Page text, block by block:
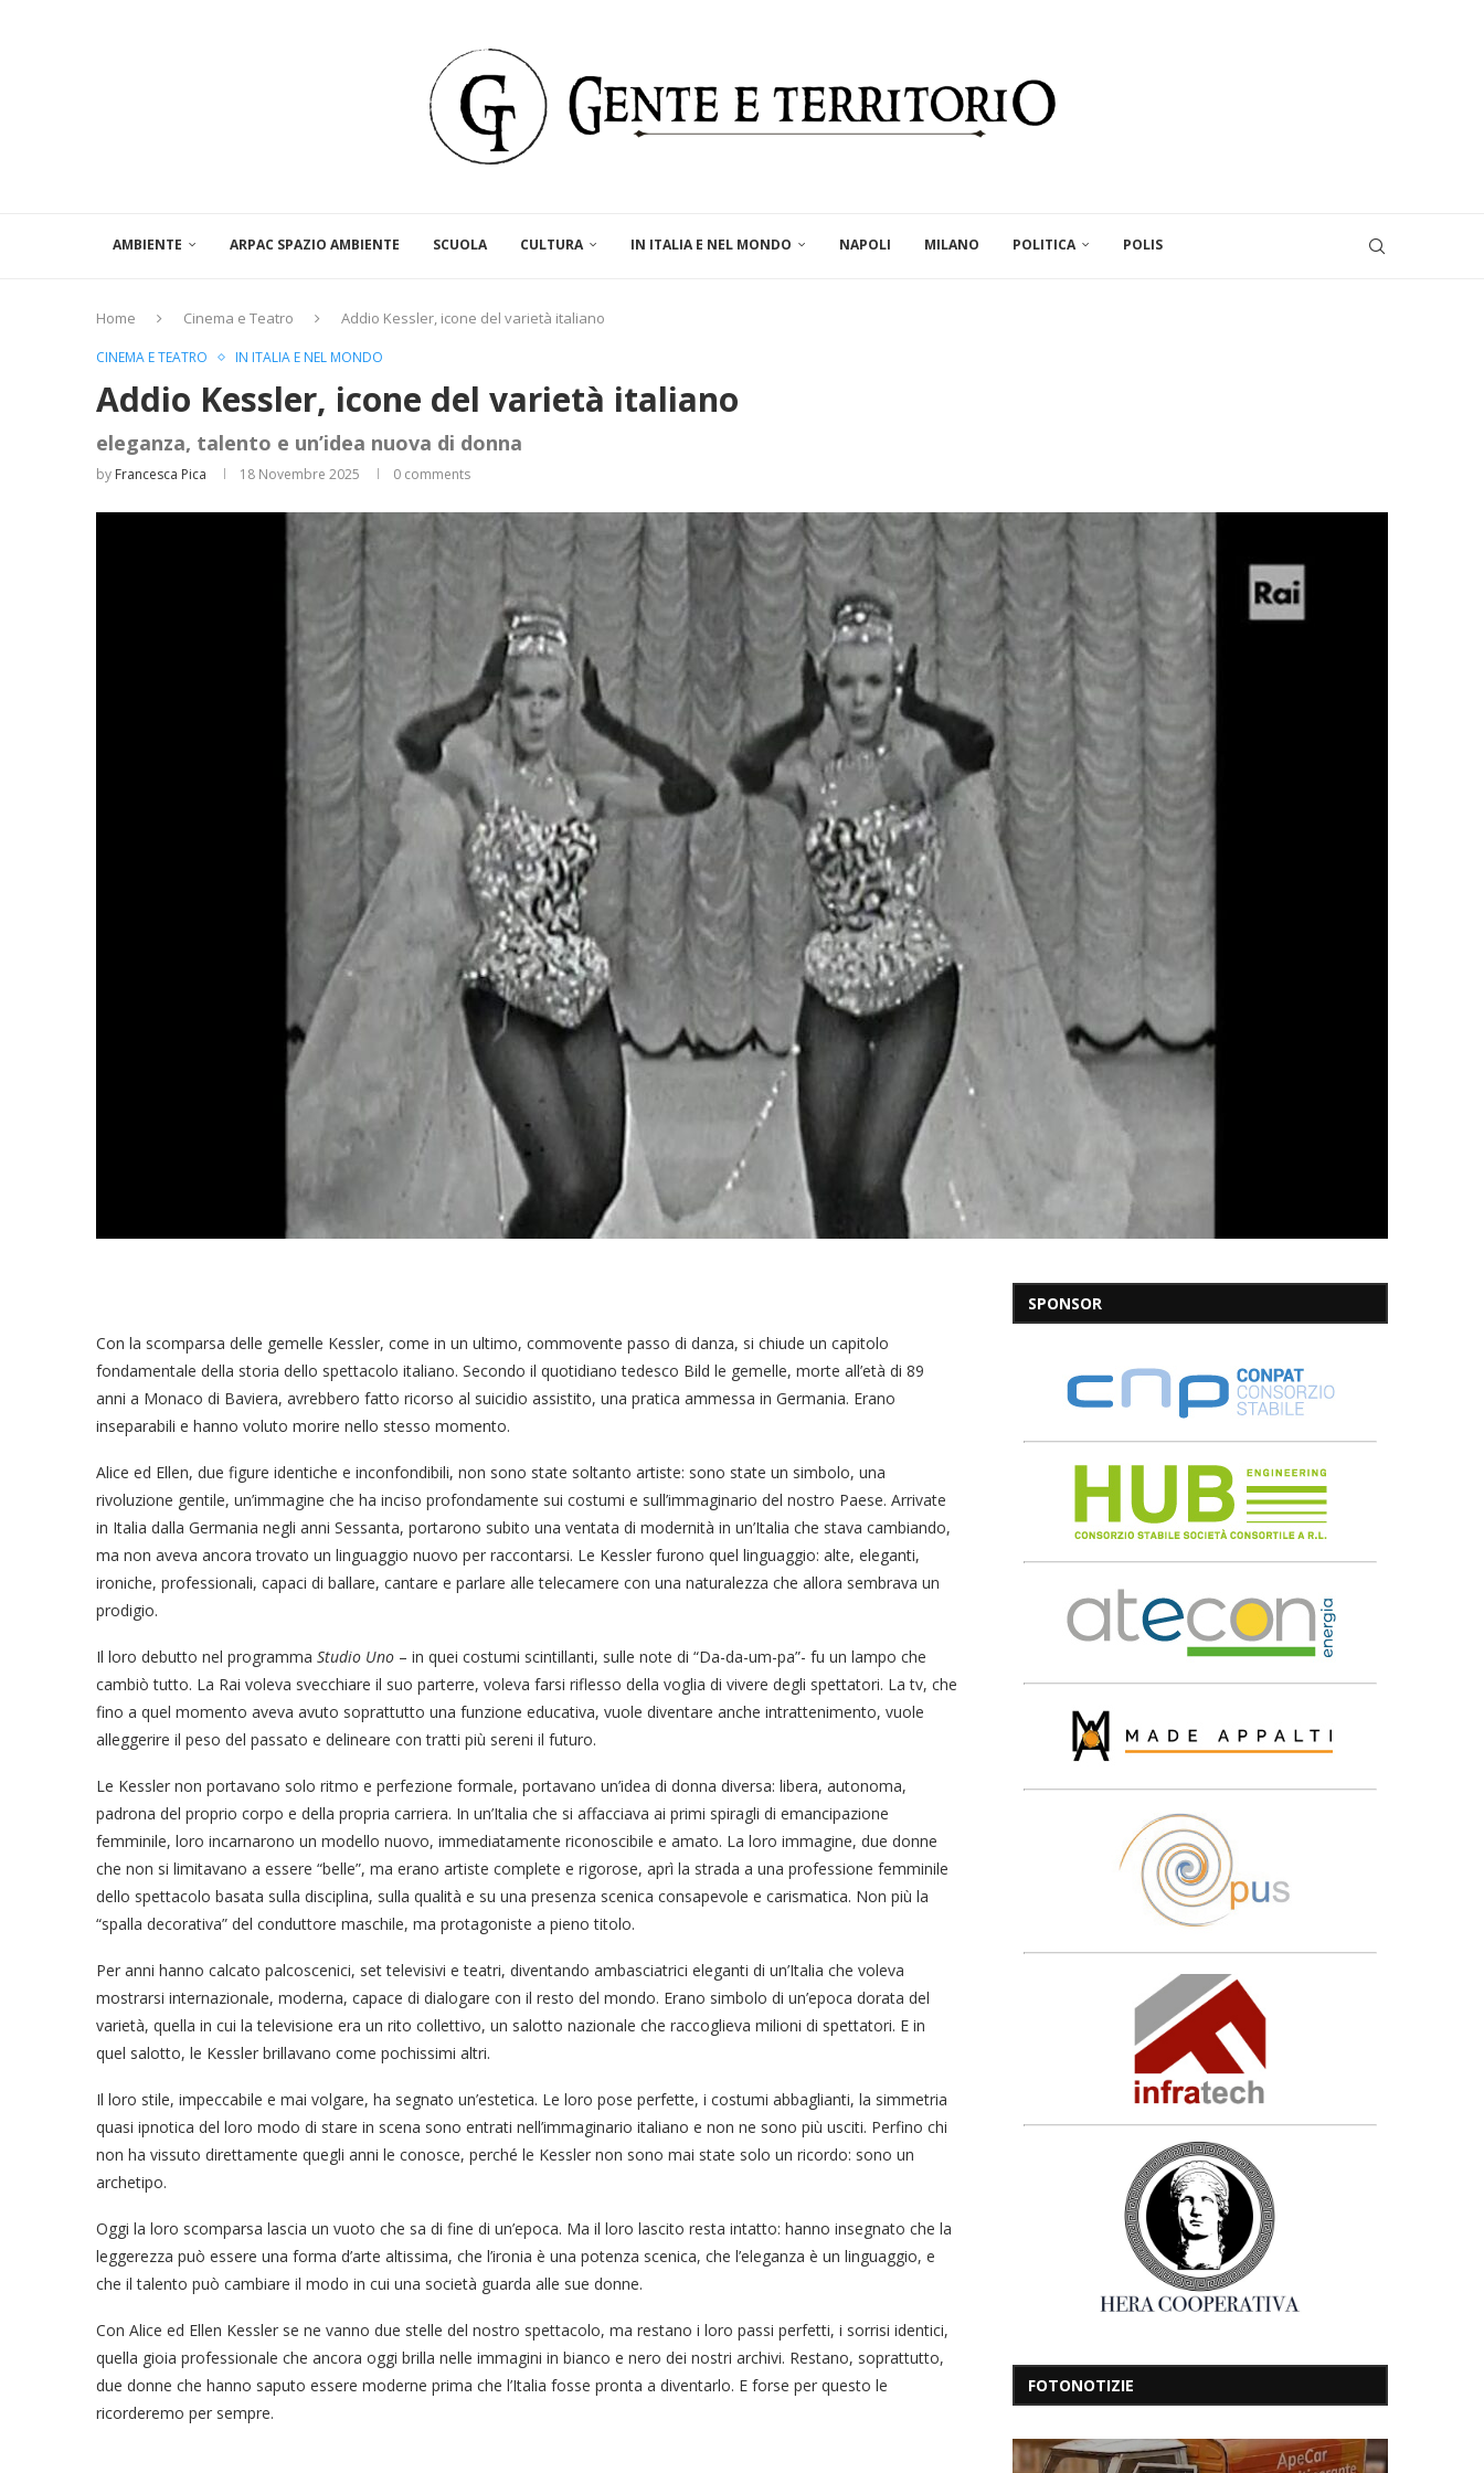
AMBIENTE ARPAC SPAZIO AMBIENTE SCUOLA CULTURA IN ITALIA E NEL MONDO NAPOLI MILANO POLITICA POLIS
Home Cinema e Teatro Addio Kessler, icone del varietà italiano
CINEMA E TEATRO IN ITALIA E NEL MONDO
Addio Kessler, icone del varietà italiano
eleganza, talento e un’idea nuova di donna
by Francesca Pica 18 Novembre 2025 0 comments
Con la scomparsa delle gemelle Kessler, come in un ultimo, commovente passo di danza, si chiude un capitolo
fondamentale della storia dello spettacolo italiano. Secondo il quotidiano tedesco Bild le gemelle, morte all’età di 89
anni a Monaco di Baviera, avrebbero fatto ricorso al suicidio assistito, una pratica ammessa in Germania. Erano
inseparabili e hanno voluto morire nello stesso momento.
Alice ed Ellen, due figure identiche e inconfondibili, non sono state soltanto artiste: sono state un simbolo, una
rivoluzione gentile, un’immagine che ha inciso profondamente sui costumi e sull’immaginario del nostro Paese. Arrivate
in Italia dalla Germania negli anni Sessanta, portarono subito una ventata di modernità in un’Italia che stava cambiando,
ma non aveva ancora trovato un linguaggio nuovo per raccontarsi. Le Kessler furono quel linguaggio: alte, eleganti,
ironiche, professionali, capaci di ballare, cantare e parlare alle telecamere con una naturalezza che allora sembrava un
prodigio.
Il loro debutto nel programma Studio Uno – in quei costumi scintillanti, sulle note di “Da-da-um-pa”- fu un lampo che
cambiò tutto. La Rai voleva svecchiare il suo parterre, voleva farsi riflesso della voglia di vivere degli spettatori. La tv, che
fino a quel momento aveva avuto soprattutto una funzione educativa, vuole diventare anche intrattenimento, vuole
alleggerire il peso del passato e delineare con tratti più sereni il futuro.
Le Kessler non portavano solo ritmo e perfezione formale, portavano un’idea di donna diversa: libera, autonoma,
padrona del proprio corpo e della propria carriera. In un’Italia che si affacciava ai primi spiragli di emancipazione
femminile, loro incarnarono un modello nuovo, immediatamente riconoscibile e amato. La loro immagine, due donne
che non si limitavano a essere “belle”, ma erano artiste complete e rigorose, aprì la strada a una professione femminile
dello spettacolo basata sulla disciplina, sulla qualità e su una presenza scenica consapevole e carismatica. Non più la
“spalla decorativa” del conduttore maschile, ma protagoniste a pieno titolo.
Per anni hanno calcato palcoscenici, set televisivi e teatri, diventando ambasciatrici eleganti di un’Italia che voleva
mostrarsi internazionale, moderna, capace di dialogare con il resto del mondo. Erano simbolo di un’epoca dorata del
varietà, quella in cui la televisione era un rito collettivo, un salotto nazionale che raccoglieva milioni di spettatori. E in
quel salotto, le Kessler brillavano come pochissimi altri.
Il loro stile, impeccabile e mai volgare, ha segnato un’estetica. Le loro pose perfette, i costumi abbaglianti, la simmetria
quasi ipnotica del loro modo di stare in scena sono entrati nell’immaginario italiano e non ne sono più usciti. Perfino chi
non ha vissuto direttamente quegli anni le conosce, perché le Kessler non sono mai state solo un ricordo: sono un
archetipo.
Oggi la loro scomparsa lascia un vuoto che sa di fine di un’epoca. Ma il loro lascito resta intatto: hanno insegnato che la
leggerezza può essere una forma d’arte altissima, che l’ironia è una potenza scenica, che l’eleganza è un linguaggio, e
che il talento può cambiare il modo in cui una società guarda alle sue donne.
Con Alice ed Ellen Kessler se ne vanno due stelle del nostro spettacolo, ma restano i loro passi perfetti, i sorrisi identici,
quella gioia professionale che ancora oggi brilla nelle immagini in bianco e nero dei nostri archivi. Restano, soprattutto,
due donne che hanno saputo essere moderne prima che l’Italia fosse pronta a diventarlo. E forse per questo le
ricorderemo per sempre.
SPONSOR
FOTONOTIZIE